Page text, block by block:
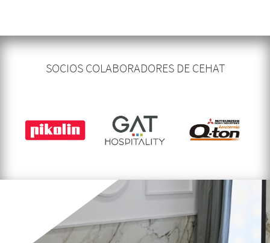
SOCIOS COLABORADORES DE CEHAT